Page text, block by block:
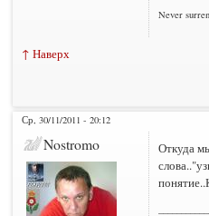
Never
↑ Наверх
Ср, 30/11/2011 - 20:12
Nostromo
Откуда